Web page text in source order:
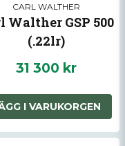
CARL WALTHER
Walther GSP 500
(.22lr)
31 300 kr
I VARUKORGEN